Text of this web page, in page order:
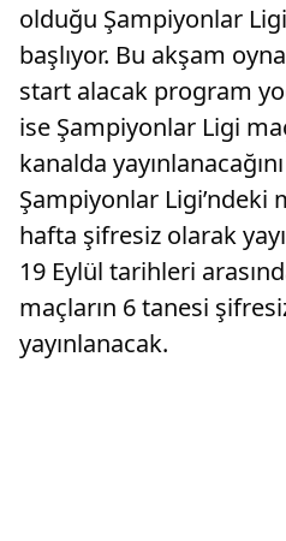
olduğu Şampiyonlar
başlıyor. Bu akşam
start alacak program
ise Şampiyonlar Ligi
kanalda
Şampiyonlar Ligi’ndeki
hafta şifresiz olarak
19 Eylül tarihleri
maçların 6 tanesi
yayınlanacak.